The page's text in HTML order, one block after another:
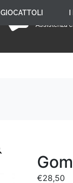
+39 059
Assistenza
GIOCATTOLI
€28,50